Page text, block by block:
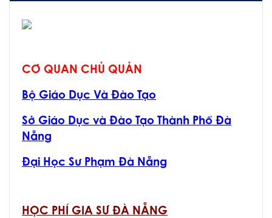
CƠ QUAN CHỦ QUẢN
Bộ Giáo Dục Và Đào Tạo
Sở Giáo Dục và Đào Tạo Thành Phố Đà
Nẵng
Đại Học Sư Phạm Đà Nẵng
HỌC PHÍ GIA SƯ ĐÀ NẴNG